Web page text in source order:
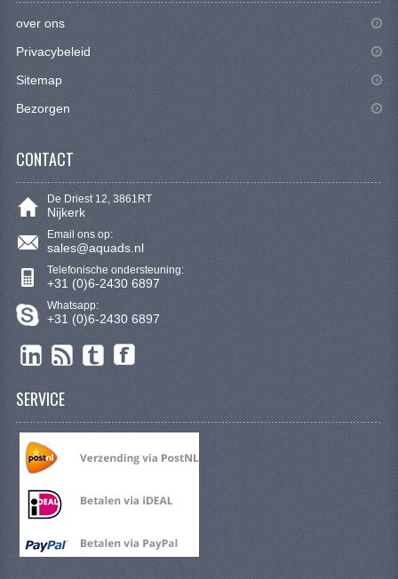
over ons
Privacybeleid
Sitemap
Bezorgen
CONTACT
De Driest 12, 3861RT
Nijkerk
Email ons op:
sales@aquads.nl
Telefonische ondersteuning:
+31 (0)6-2430 6897
Whatsapp:
+31 (0)6-2430 6897
SERVICE